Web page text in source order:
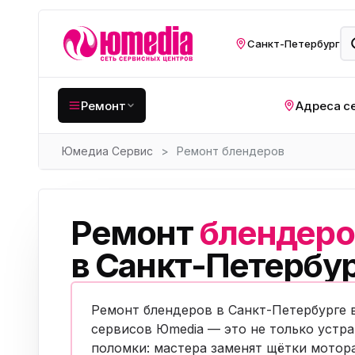
Санкт-Петербург
Ремонт
Крупная бытовая
Мелкая цифровая
техника
Видеотехника
Компьютерная техника
Адреса
Юмедиа Сервис > Ремонт блендеров
Ремонт
в Санкт-
Ремонт блендеров в Санкт-Петербурге
сервисов Юmedia — это не только
поломки: мастера заменят щётки